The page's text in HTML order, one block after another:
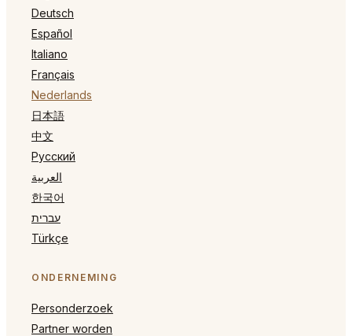
Deutsch
Español
Italiano
Français
Nederlands
日本語
中文
Русский
العربية
한국어
עברית
Türkçe
ONDERNEMING
Personderzoek
Partner worden